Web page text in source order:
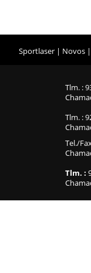
Sportlaser | Novos
Tlm. :
Tlm. :
Tel./
Tlm. :